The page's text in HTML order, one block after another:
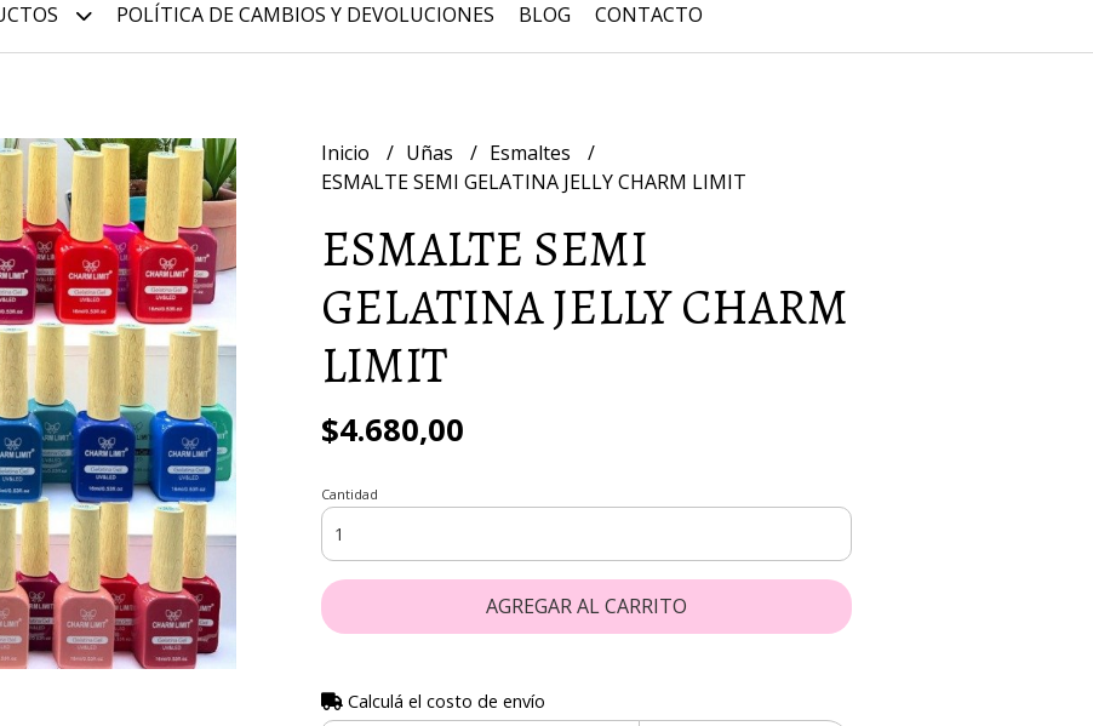
POLÍTICA DE CAMBIOS Y DEVOLUCIONES BLOG CONTACTO
Inicio Uñas
Esmaltes
ESMALTE SEMI GELATINA JELLY CHARM LIMIT
ESMALTE SEMI
GELATINA JELLY CHARM
LIMIT
$4.680,00
Cantidad
AGREGAR AL CARRITO
Calculá el costo de envío